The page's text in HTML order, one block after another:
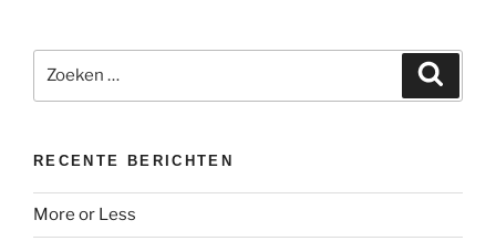
naar:
RECENTE BERICHTEN
More or Less